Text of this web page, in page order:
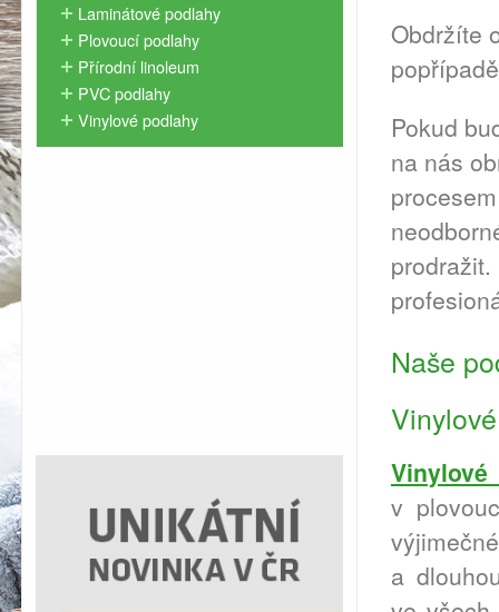
Laminátové podlahy
Plovoucí podlahy
Přírodní linoleum
PVC podlahy
Vinylové podlahy
Obdržíte
Pokud
na nás
Naše
v
a